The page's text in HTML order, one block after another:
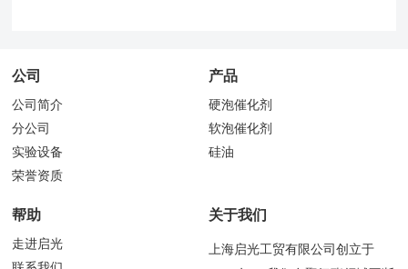
公司
公司简介
分公司
实验设备
荣誉资质
产品
硬泡催化剂
软泡催化剂
硅油
帮助
走进启光
关于我们
上海启光工贸有限公司创立于